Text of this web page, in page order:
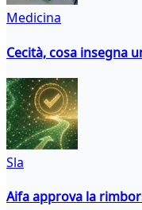
Medicina
Cecità, cosa insegna
Sla
Aifa approva la